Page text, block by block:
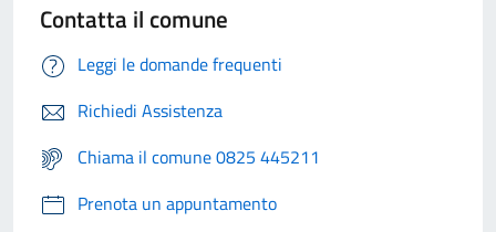
Contatta il comune
Leggi le domande frequenti
Richiedi Assistenza
Chiama il comune 0825 445211
Prenota un appuntamento